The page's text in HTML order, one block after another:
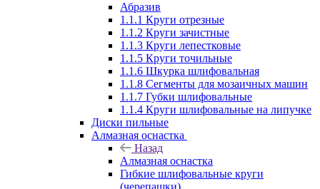
Абразив
1.1.1 Круги отрезные
1.1.2 Круги зачистные
1.1.3 Круги лепестковые
1.1.5 Круги точильные
1.1.6 Шкурка шлифовальная
1.1.8 Сегменты для мозаичных машин
1.1.7 Губки шлифовальные
1.1.4 Круги шлифовальные на липучке
Диски пильные
Алмазная оснастка
Назад
Алмазная оснастка
Гибкие шлифовальные круги
(черепашки)